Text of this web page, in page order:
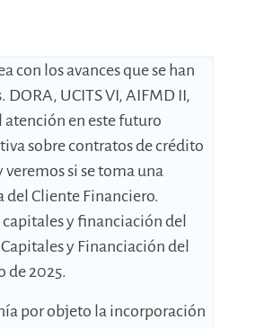
con los avances que se han
UCITS VI, AIFMD II,
atención en este futuro
sobre contratos de crédito
si se toma una
Cliente Financiero.
y financiación del
y Financiación del
de 2025.
por objeto la incorporación